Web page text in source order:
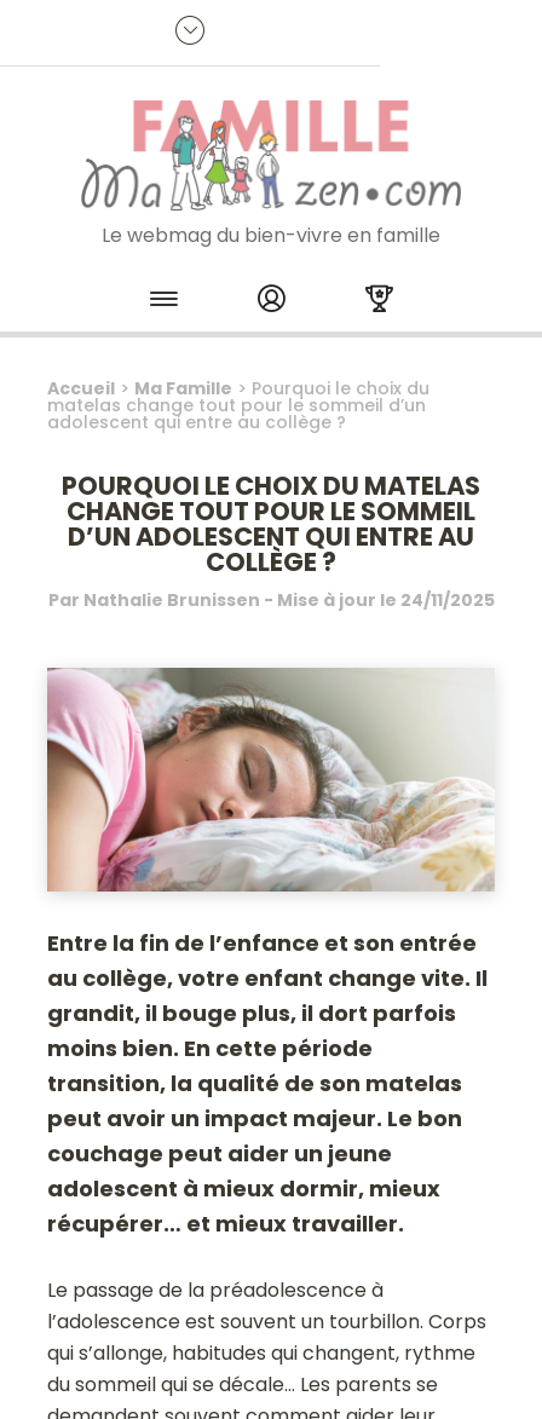
Je m'inscris à la newsletter
Le webmag du bien-vivre en famille
Skip to content
Accueil > Ma Famille > Pourquoi le choix du
matelas change tout pour le sommeil d’un
adolescent qui entre au collège ?
POURQUOI LE CHOIX DU MATELAS
CHANGE TOUT POUR LE SOMMEIL
D’UN ADOLESCENT QUI ENTRE AU
COLLÈGE ?
Par Nathalie Brunissen - Mise à jour le 24/11/2025
Entre la fin de l’enfance et son entrée
au collège, votre enfant change vite. Il
grandit, il bouge plus, il dort parfois
moins bien. En cette période
transition, la qualité de son matelas
peut avoir un impact majeur. Le bon
couchage peut aider un jeune
adolescent à mieux dormir, mieux
récupérer… et mieux travailler.
Le passage de la préadolescence à
l’adolescence est souvent un tourbillon. Corps
qui s’allonge, habitudes qui changent, rythme
du sommeil qui se décale… Les parents se
Panneau de gestion des cookies